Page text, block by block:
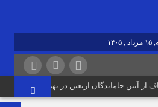
از آیین جاماندگان اربعین در تهران؛ از «خدمت